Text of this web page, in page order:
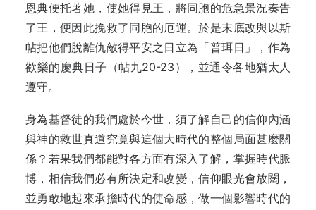
恩典便托著她，使她得見王，將同胞的危急景況奏告
了王，便因此挽救了同胞的厄運。於是末底改與以斯
帖把他們脫離仇敵得平安之日立為「普珥日」，作為
歡樂的慶典日子（帖九20-23），並通令各地猶太人
遵守。
身為基督徒的我們處於今世，須了解自己的信仰內涵
與神的救世真道究竟與這個大時代的整個局面甚麼關
係？若果我們都能對各方面有深入了解，掌握時代脈
博，相信我們必有所決定和改變，信仰眼光會放闊，
並勇敢地起來承擔時代的使命感，做一個影響時代的